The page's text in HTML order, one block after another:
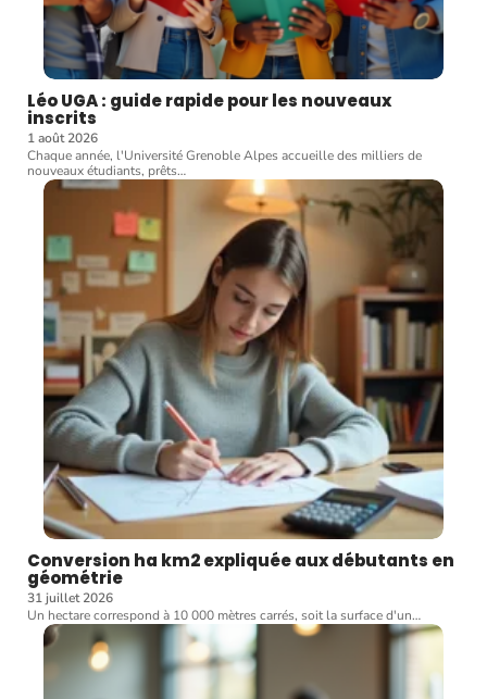
Léo UGA : guide rapide pour les nouveaux
inscrits
1 août 2026
Chaque année, l'Université Grenoble Alpes accueille des milliers de
nouveaux étudiants, prêts…
Conversion ha km2 expliquée aux débutants en
géométrie
31 juillet 2026
Un hectare correspond à 10 000 mètres carrés, soit la surface d'un…